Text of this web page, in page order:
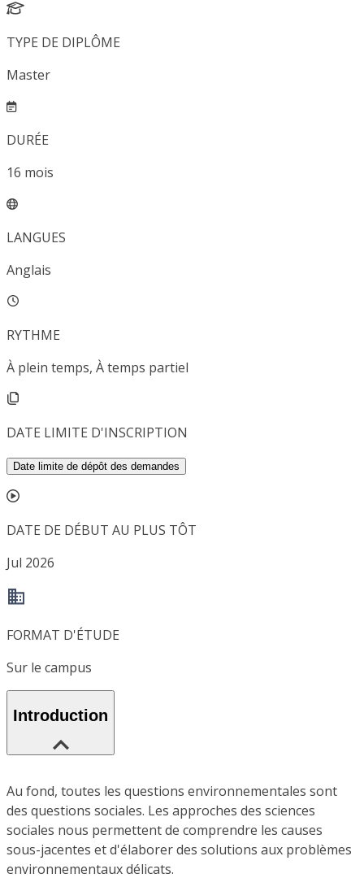
TYPE DE DIPLÔME
Master
DURÉE
16 mois
LANGUES
Anglais
RYTHME
À plein temps, À temps partiel
DATE LIMITE D'INSCRIPTION
Date limite de dépôt des demandes
DATE DE DÉBUT AU PLUS TÔT
Jul 2026
FORMAT D'ÉTUDE
Sur le campus
Introduction
Au fond, toutes les questions environnementales sont
des questions sociales. Les approches des sciences
sociales nous permettent de comprendre les causes
sous-jacentes et d'élaborer des solutions aux problèmes
environnementaux délicats.